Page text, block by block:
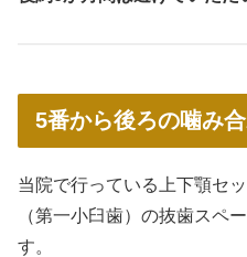
5番から後ろの噛み
当院で行っている上下顎セ
（第一小臼歯）の抜歯スペ
す。